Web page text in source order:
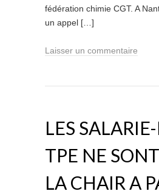
fédération chimie CGT. A
un appel […]
Laisser un commentaire
LES
TPE NE
LA CHAIR A